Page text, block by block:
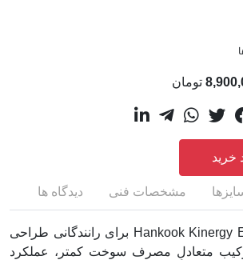
تومان
خرید
مشخصات فنی دیدگاه ها
لاستیک Hankook Kinergy ECO2 K435 برای رانندگانی طراحی
متعادلِ مصرف سوخت کمتر، عملکرد